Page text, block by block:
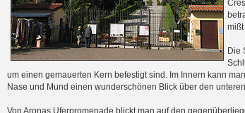
mißt
Die
um einen gemauerten Kern befestigt sind. Im Innern kann
Nase und Mund einen wunderschönen Blick über den
Von Aronas Uferpromenade blickt man auf den